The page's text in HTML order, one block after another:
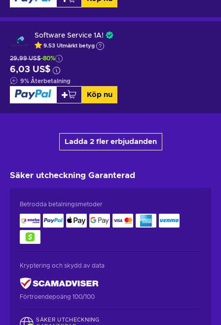
Software Service 1A!
9.53 Utmärkt betyg
29,99 US$-80%
6,03 US$
9% Återbetalning
Köp nu
Ladda 2 fler erbjudanden
Säker utcheckning Garanterad
Betrodda betalningsmetoder
Kryptering och skydd av data
Förtroendepoäng 100/100
SÄKER UTCHECKNING